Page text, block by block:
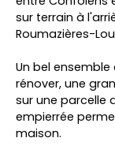
sur terrain à
Roumazières-
Un bel
rénover, une
sur une parcelle
empierrée
maison.